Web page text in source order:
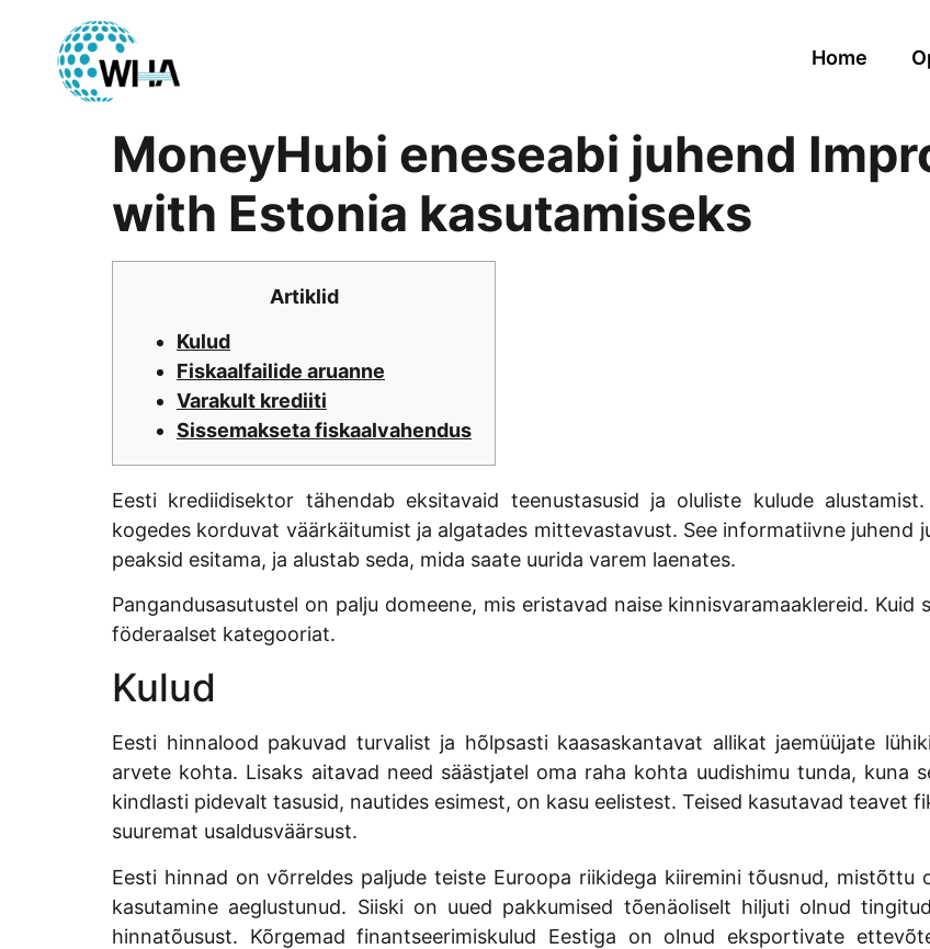
Home
MoneyHubi eneseabi juhend
with Estonia kasutamiseks
Artiklid
Kulud
Fiskaalfailide aruanne
Varakult krediiti
Sissemakseta fiskaalvahendus
Eesti krediidisektor tähendab eksitavaid teenustasusid ja oluliste kulude
kogedes korduvat väärkäitumist ja algatades mittevastavust. See informatiivne juhend
peaksid esitama, ja alustab seda, mida saate uurida varem laenates.
Pangandusasutustel on palju domeene, mis eristavad naise kinnisvaramaaklereid. Kuid
föderaalset kategooriat.
Kulud
Eesti hinnalood pakuvad turvalist ja hõlpsasti kaasaskantavat allikat jaemüüjate
arvete kohta. Lisaks aitavad need säästjatel oma raha kohta uudishimu tunda, kuna
kindlasti pidevalt tasusid, nautides esimest, on kasu eelistest. Teised kasutavad teavet
suuremat usaldusväärsust.
Eesti hinnad on võrreldes paljude teiste Euroopa riikidega kiiremini tõusnud, mistõttu
kasutamine aeglustunud. Siiski on uued pakkumised tõenäoliselt hiljuti olnud
hinnatõusust. Kõrgemad finantseerimiskulud Eestiga on olnud eksportivate